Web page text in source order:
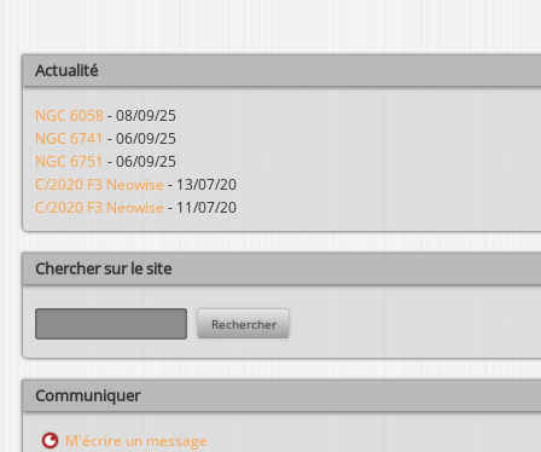
Actualité
NGC 6058 - 08/09/25
NGC 6741 - 06/09/25
NGC 6751 - 06/09/25
C/2020 F3 Neowise - 13/07/20
C/2020 F3 Neowise - 11/07/20
Chercher sur le site
R
e
c
h
e
Communiquer
M'écrire un message